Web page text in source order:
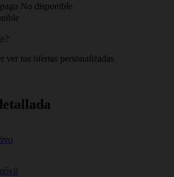
No disponible
ver tus ofertas personalizadas